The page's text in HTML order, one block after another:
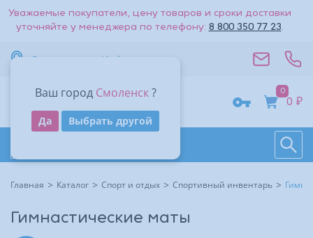
Уважаемые покупатели, цену товаров и сроки доставки
уточняйте у менеджера по телефону: 8 800 350 77 23.
Ваш город Смоленск?
Да Выбрать другой
Смоленск Информация
0
0 ₽
Главная Каталог Спорт и отдых Спортивный инвентарь
Гимнастические маты
Поиск
Получить код
Другие способы входа:
Другие способы входа:
Войти с паролем
Войти
Восстановить